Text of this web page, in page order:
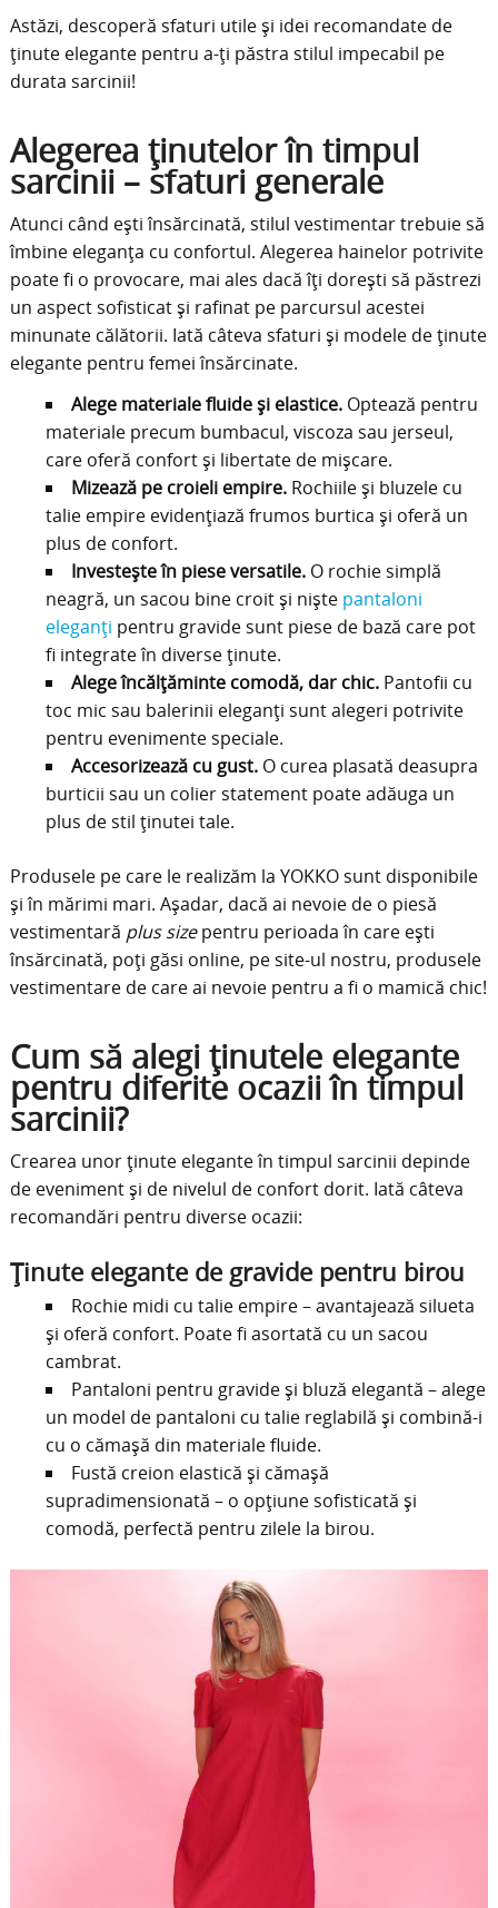
Astăzi, descoperă sfaturi utile și idei recomandate de
ținute elegante pentru a-ți păstra stilul impecabil pe
durata sarcinii!
Alegerea ținutelor în timpul
sarcinii – sfaturi generale
Atunci când ești însărcinată, stilul vestimentar trebuie să
îmbine eleganța cu confortul. Alegerea hainelor potrivite
poate fi o provocare, mai ales dacă îți dorești să păstrezi
un aspect sofisticat și rafinat pe parcursul acestei
minunate călătorii. Iată câteva sfaturi și modele de ținute
elegante pentru femei însărcinate.
Alege materiale fluide și elastice. Optează pentru
materiale precum bumbacul, viscoza sau jerseul,
care oferă confort și libertate de mișcare.
Mizează pe croieli empire.Rochiile și bluzele cu
talie empire evidențiază frumos burtica și oferă un
plus de confort.
Investește în piese versatile. O rochie simplă
neagră, un sacou bine croit și niște pantaloni
eleganți pentru gravide sunt piese de bază care pot
fi integrate în diverse ținute.
Alege încălțăminte comodă, dar chic.Pantofii cu
toc mic sau balerinii eleganți sunt alegeri potrivite
pentru evenimente speciale.
Accesorizează cu gust. O curea plasată deasupra
burticii sau un colier statement poate adăuga un
plus de stil ținutei tale.
Produsele pe care le realizăm la YOKKO sunt disponibile
și în mărimi mari. Așadar, dacă ai nevoie de o piesă
vestimentară plus sizepentru perioada în care ești
însărcinată, poți găsi online, pe site-ul nostru, produsele
vestimentare de care ai nevoie pentru a fi o mamică chic!
Cum să alegi ținutele elegante
pentru diferite ocazii în timpul
sarcinii?
Crearea unor ținute elegante în timpul sarcinii depinde
de eveniment și de nivelul de confort dorit. Iată câteva
recomandări pentru diverse ocazii:
Ținute elegante de gravide pentru birou
Rochie midi cu talie empire – avantajează silueta
și oferă confort. Poate fi asortată cu un sacou
cambrat.
Pantaloni pentru gravide și bluză elegantă – alege
un model de pantaloni cu talie reglabilă și combină-i
cu o cămașă din materiale fluide.
Fustă creion elastică și cămașă
supradimensionată – o opțiune sofisticată și
comodă, perfectă pentru zilele la birou.